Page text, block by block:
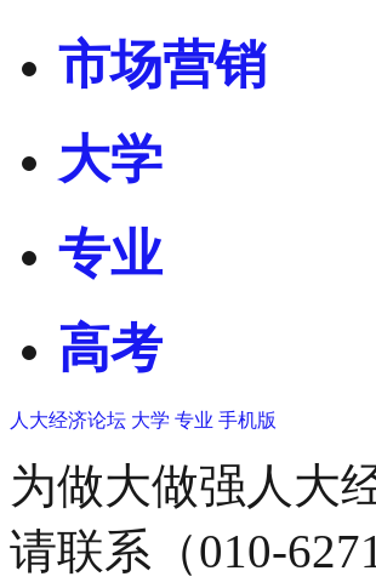
市场营销
大学
专业
高考
人大经济论坛 大学 专业 手机版
为做大做强人大
请联系（010-